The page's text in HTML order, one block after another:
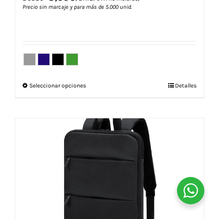
Precio sin marcaje y para más de 5.000 unid.
Seleccionar opcionesEste
múltiples
variantes.
se
Detalles